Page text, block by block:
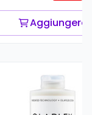
Aggiungere